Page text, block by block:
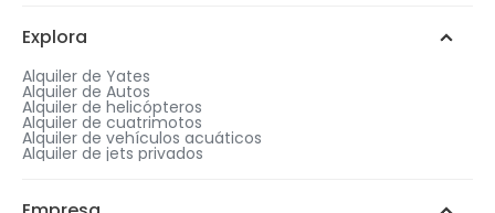
Añade más días a tu reserva
para ser elegible a un regalo
Después de completar la compra, elige una
duración de alquiler que coincida con el nivel
de regalo de tu elección.
Chat de WhatsApp
Explora
Alquiler de Yates
Alquiler de Autos
Alquiler de helicópteros
Alquiler de cuatrimotos
Alquiler de vehículos acuáticos
Alquiler de jets privados